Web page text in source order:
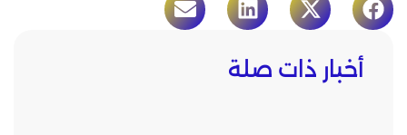
أخبار ذات صلة